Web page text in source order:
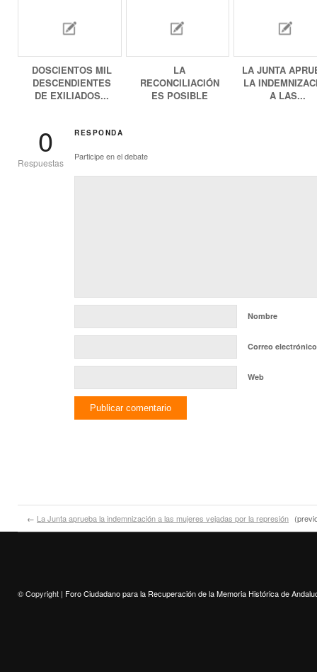
DOSCIENTOS MIL
DESCENDIENTES
DE EXILIADOS...
LA
RECONCILIACIÓN
ES POSIBLE
LA JUNTA
LA
A LAS...
0
Respuestas
RESPONDA
Participe en el debate
Nombre
Correo electrónico
Web
← La Junta aprueba la indemnización a las mujeres vejadas por la represión
© Copyright | Foro Ciudadano para la Recuperación de la Memoria Histórica de